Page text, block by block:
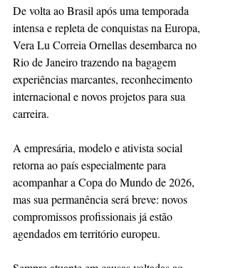
De volta ao Brasil após uma temporada
intensa e repleta de conquistas na Europa,
Vera Lu Correia Ornellas desembarca no
Rio de Janeiro trazendo na bagagem
experiências marcantes, reconhecimento
internacional e novos projetos para sua
carreira.
A empresária, modelo e ativista social
retorna ao país especialmente para
acompanhar a Copa do Mundo de 2026,
mas sua permanência será breve: novos
compromissos profissionais já estão
agendados em território europeu.